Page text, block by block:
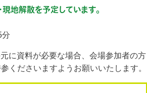
地解散を予定しています。
分
に資料が必要な場合、会場参加者の方
くださいますようお願いいたします。